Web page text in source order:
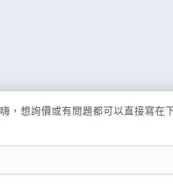
嗨，想詢價或有問題都可以直接寫在